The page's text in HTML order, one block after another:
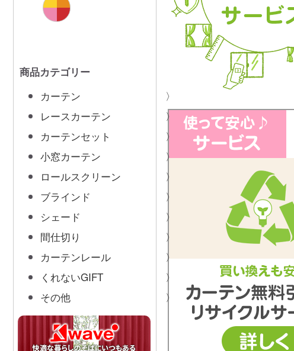
商品カテゴリー
カーテン
レースカーテン
カーテンセット
小窓カーテン
ロールスクリーン
ブラインド
シェード
間仕切り
カーテンレール
くれないGIFT
その他